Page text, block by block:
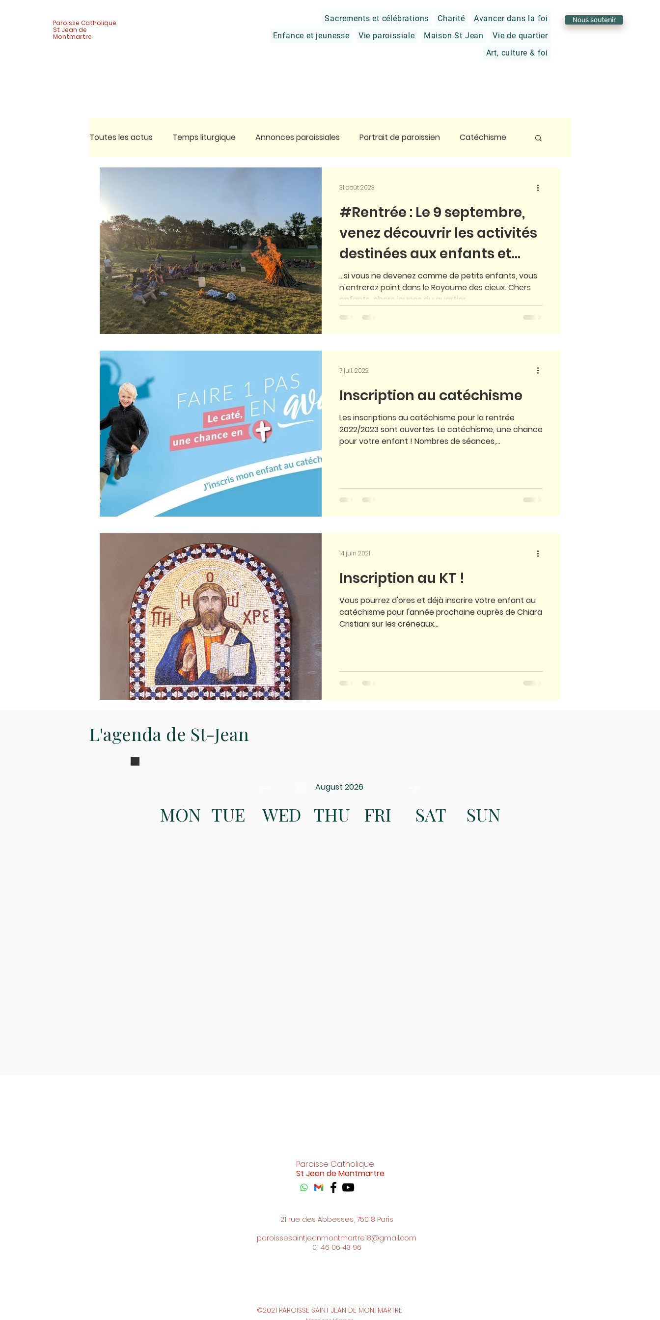
Paroisse Catholique
St Jean de
Montmartre
Sacrements et célébrations Charité
Avancer dans la foi
Enfance et jeunesse
Vie paroissiale Maison St Jean
Vie de quartier
Art, culture & foi
Nous soutenir
Toutes les actus Temps liturgique Annonces paroissiales Portrait de paroissien Catéchisme
Activité adultes Pèlerinage en Terre Sainte
#Rentrée : Le 9 septembre,
venez découvrir les activités
destinées aux enfants et
adolescents !
...si vous ne devenez comme de petits enfants, vous
n'entrerez point dans le Royaume des cieux. Chers
enfants, chers jeunes du quartier...
31 août 2023
Inscription au catéchisme
Les inscriptions au catéchisme pour la rentrée
2022/2023 sont ouvertes. Le catéchisme, une chance
pour votre enfant ! Nombres de séances,...
7 juil. 2022
Inscription au KT !
Vous pourrez d'ores et déjà inscrire votre enfant au
catéchisme pour l'année prochaine auprès de Chiara
Cristiani sur les créneaux...
14 juin 2021
L'agenda de St-Jean
August 2026
MON TUE WED THU FRI SAT SUN
Paroisse Catholique
St Jean de Montmartre
©2021 PAROISSE SAINT JEAN DE MONTMARTRE
21 rue des Abbesses, 75018 Paris
paroissesaintjeanmontmartre18@gmail.com
01 46 06 43 96